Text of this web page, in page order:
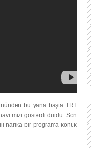
bu yana başta TRT
gösterdi durdu. Son
harika bir programa konuk